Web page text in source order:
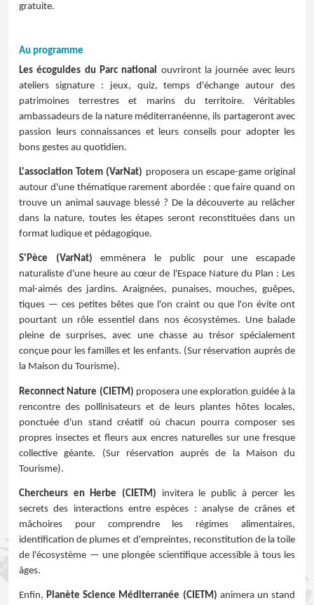
gratuite.
Au programme
Les écoguides du Parc national
ouvriront la journée avec leurs
ateliers signature : jeux, quiz, temps d'échange autour des
patrimoines terrestres et marins du territoire. Véritables
ambassadeurs de la nature méditerranéenne, ils partageront avec
passion leurs connaissances et leurs conseils pour adopter les
bons gestes au quotidien.
L'association Totem (VarNat) proposera un escape-game original
autour d'une thématique rarement abordée : que faire quand on
trouve un animal sauvage blessé ? De la découverte au relâcher
dans la nature, toutes les étapes seront reconstituées dans un
format ludique et pédagogique.
S'Pèce (VarNat) emmènera le public pour une escapade
naturaliste d'une heure au cœur de l'Espace Nature du Plan : Les
mal-aimés des jardins. Araignées, punaises, mouches, guêpes,
tiques — ces petites bêtes que l'on craint ou que l'on évite ont
pourtant un rôle essentiel dans nos écosystèmes. Une balade
pleine de surprises, avec une chasse au trésor spécialement
conçue pour les familles et les enfants. (Sur réservation auprès de
la Maison du Tourisme).
Reconnect Nature (CIETM) proposera une exploration guidée à la
rencontre des pollinisateurs et de leurs plantes hôtes locales,
ponctuée d'un stand créatif où chacun pourra composer ses
propres insectes et fleurs aux encres naturelles sur une fresque
collective géante. (Sur réservation auprès de la Maison du
Tourisme).
Chercheurs en Herbe (CIETM) invitera le public à percer les
secrets des interactions entre espèces : analyse de crânes et
mâchoires pour comprendre les régimes alimentaires,
identification de plumes et d'empreintes, reconstitution de la toile
de l'écosystème — une plongée scientifique accessible à tous les
âges.
Enfin,Planète Science Méditerranée (CIETM) animera un stand